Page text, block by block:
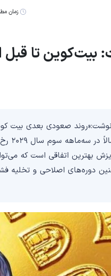
زمان
بهترین اتفاقی است که
چنین دوره‌های اصلاحی و تخلیه